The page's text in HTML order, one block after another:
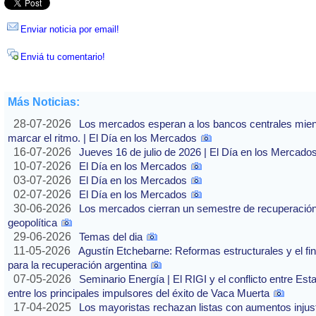
Enviar noticia por email!
Enviá tu comentario!
Más Noticias:
28-07-2026
Los mercados esperan a los bancos centrales
marcar el ritmo. | El Día en los Mercados
16-07-2026
Jueves 16 de julio de 2026 | El Día en los
10-07-2026
El Día en los Mercados
03-07-2026
El Día en los Mercados
02-07-2026
El Día en los Mercados
30-06-2026
Los mercados cierran un semestre de
geopolítica
29-06-2026
Temas del dia
11-05-2026
Agustín Etchebarne: Reformas estructurales y el
para la recuperación argentina
07-05-2026
Seminario Energía | El RIGI y el conflicto entre
entre los principales impulsores del éxito de Vaca Muerta
17-04-2025
Los mayoristas rechazan listas con aumentos